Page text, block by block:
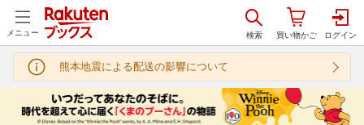
メニュー
熊本地震による配送の影響について